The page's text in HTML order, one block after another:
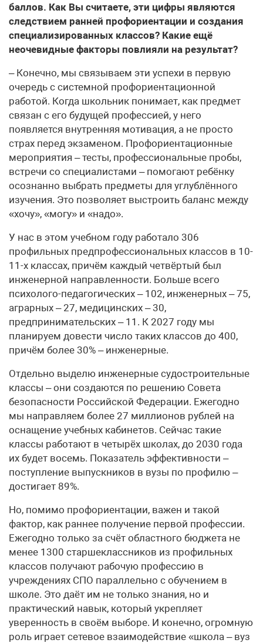
баллов. Как Вы считаете, эти цифры являются
следствием ранней профориентации и создания
специализированных классов? Какие ещё
неочевидные факторы повлияли на результат?
– Конечно, мы связываем эти успехи в первую
очередь с системной профориентационной
работой. Когда школьник понимает, как предмет
связан с его будущей профессией, у него
появляется внутренняя мотивация, а не просто
страх перед экзаменом. Профориентационные
мероприятия – тесты, профессиональные пробы,
встречи со специалистами – помогают ребёнку
осознанно выбрать предметы для углублённого
изучения. Это позволяет выстроить баланс между
«хочу», «могу» и «надо».
У нас в этом учебном году работало 306
профильных предпрофессиональных классов в 10-
11-х классах, причём каждый четвёртый был
инженерной направленности. Больше всего
психолого-педагогических – 102, инженерных – 75,
аграрных – 27, медицинских – 30,
предпринимательских – 11. К 2027 году мы
планируем довести число таких классов до 400,
причём более 30% – инженерные.
Отдельно выделю инженерные судостроительные
классы – они создаются по решению Совета
безопасности Российской Федерации. Ежегодно
мы направляем более 27 миллионов рублей на
оснащение учебных кабинетов. Сейчас такие
классы работают в четырёх школах, до 2030 года
их будет восемь. Показатель эффективности –
поступление выпускников в вузы по профилю –
достигает 89%.
Но, помимо профориентации, важен и такой
фактор, как раннее получение первой профессии.
Ежегодно только за счёт областного бюджета не
менее 1300 старшеклассников из профильных
классов получают рабочую профессию в
учреждениях СПО параллельно с обучением в
школе. Это даёт им не только знания, но и
практический навык, который укрепляет
уверенность в своём выборе. И конечно, огромную
роль играет сетевое взаимодействие «школа – вуз